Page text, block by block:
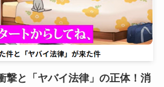
撃と「ヤバイ法律」の正体！消